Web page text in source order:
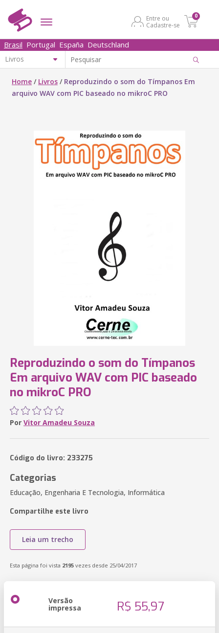
Entre ou
Cadastre-se
0
Brasil Portugal España Deutschland
Home / Livros / Reproduzindo o som do Tímpanos Em
arquivo WAV com PIC baseado no mikroC PRO
Reproduzindo o som do Tímpanos
Em arquivo WAV com PIC baseado
no mikroC PRO
Por Vitor Amadeu Souza
Código do livro: 233275
Categorias
Educação, Engenharia E Tecnologia, Informática
Compartilhe este livro
Leia um trecho
Esta página foi vista 2195 vezes desde 25/04/2017
Versão
impressa R$ 55,97